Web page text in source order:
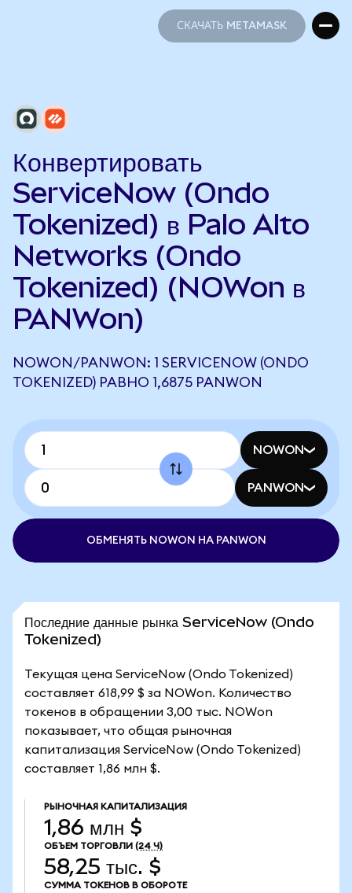
СКАЧАТЬ METAMASK
Конвертировать
ServiceNow (Ondo
Tokenized) в Palo Alto
Networks (Ondo
Tokenized) (NOWon в
PANWon)
NOWON/PANWON: 1 SERVICENOW (ONDO
TOKENIZED) РАВНО 1,6875 PANWON
NOWON
PANWON
ОБМЕНЯТЬ NOWON НА PANWON
Последние данные рынка ServiceNow (Ondo
Tokenized)
Текущая цена ServiceNow (Ondo Tokenized)
составляет 618,99 $ за NOWon. Количество
токенов в обращении 3,00 тыс. NOWon
показывает, что общая рыночная
капитализация ServiceNow (Ondo Tokenized)
составляет 1,86 млн $.
РЫНОЧНАЯ КАПИТАЛИЗАЦИЯ
1,86 млн $
ОБЪЕМ ТОРГОВЛИ (24 Ч)
58,25 тыс. $
СУММА ТОКЕНОВ В ОБОРОТЕ